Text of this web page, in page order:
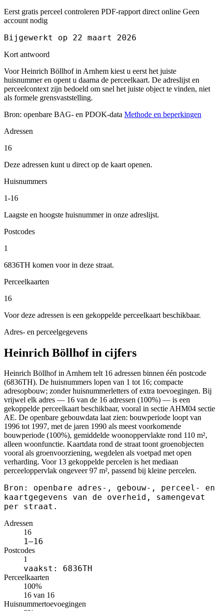
Eerst gratis perceel controleren PDF-rapport direct online Geen
account nodig
Bijgewerkt op 22 maart 2026
Kort antwoord
Voor Heinrich Böllhof in Arnhem kiest u eerst het juiste
huisnummer en opent u daarna de perceelkaart. De adreslijst en
perceelcontext zijn bedoeld om snel het juiste object te vinden, niet
als formele grensvaststelling.
Bron: openbare BAG- en PDOK-data Methode en beperkingen
Adressen
16
Deze adressen kunt u direct op de kaart openen.
Huisnummers
1-16
Laagste en hoogste huisnummer in onze adreslijst.
Postcodes
1
6836TH komen voor in deze straat.
Perceelkaarten
16
Voor deze adressen is een gekoppelde perceelkaart beschikbaar.
Adres- en perceelgegevens
Heinrich Böllhof in cijfers
Heinrich Böllhof in Arnhem telt 16 adressen binnen één postcode
(6836TH). De huisnummers lopen van 1 tot 16; compacte
adresopbouw; zonder huisnummerletters of extra toevoegingen. Bij
vrijwel elk adres — 16 van de 16 adressen (100%) — is een
gekoppelde perceelkaart beschikbaar, vooral in sectie AHM04 sectie
AE. De openbare gebouwdata laat zien: bouwperiode loopt van
1996 tot 1997, met de jaren 1990 als meest voorkomende
bouwperiode (100%), gemiddelde woonoppervlakte rond 110 m²,
alleen woonfunctie. Kaartdata rond de straat toont groenobjecten
vooral als groenvoorziening, wegdelen als voetpad met open
verharding. Voor 13 gekoppelde percelen is het mediaan
perceeloppervlak ongeveer 97 m², passend bij kleine percelen.
Bron: openbare adres-, gebouw-, perceel- en
kaartgegevens van de overheid, samengevat
per straat.
Adressen
16
1–16
Postcodes
1
vaakst: 6836TH
Perceelkaarten
100%
16 van 16
Huisnummertoevoegingen